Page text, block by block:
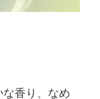
香り、なめ